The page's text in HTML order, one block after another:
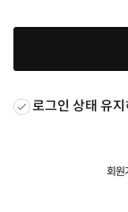
로그인 상태 유지
회원